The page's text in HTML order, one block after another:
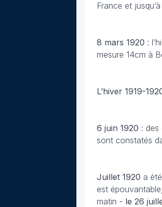
France et
8 mars 1920 :
mesure 14cm à
L’hiver 1919-
6 juin 1920 : des
sont constatés
Juillet 1920 a
est
matin - le 26